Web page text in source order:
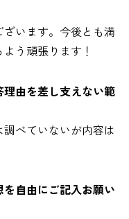
ざいます。今後とも満
う頑張ります！
由を差し支えない範
べていないが内容は
自由にご記入お願い